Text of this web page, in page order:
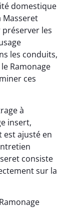
domestique
Masseret
préserver les
les conduits,
Ramonage
ces
à
insert,
est ajusté en
consiste
sur la